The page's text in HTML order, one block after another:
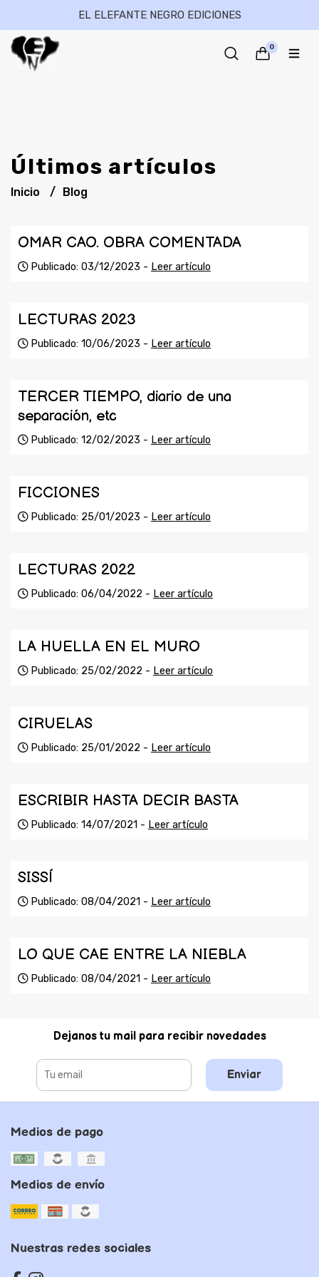
EL ELEFANTE NEGRO EDICIONES
0
Últimos artículos
Inicio Blog
OMAR CAO. OBRA COMENTADA
Publicado: 03/12/2023 - Leer artículo
LECTURAS 2023
Publicado: 10/06/2023 - Leer artículo
TERCER TIEMPO, diario de una
separación, etc
Publicado: 12/02/2023 - Leer artículo
FICCIONES
Publicado: 25/01/2023 - Leer artículo
LECTURAS 2022
Publicado: 06/04/2022 - Leer artículo
LA HUELLA EN EL MURO
Publicado: 25/02/2022 - Leer artículo
CIRUELAS
Publicado: 25/01/2022 - Leer artículo
ESCRIBIR HASTA DECIR BASTA
Publicado: 14/07/2021 - Leer artículo
SISSÍ
Publicado: 08/04/2021 - Leer artículo
LO QUE CAE ENTRE LA NIEBLA
Publicado: 08/04/2021 - Leer artículo
Dejanos tu mail para recibir novedades
Enviar
Medios de pago
Medios de envío
Nuestras redes sociales